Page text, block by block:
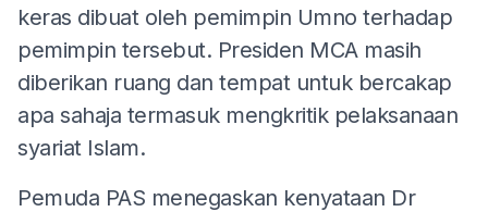
keras dibuat oleh pemimpin Umno terhadap
pemimpin tersebut. Presiden MCA masih
diberikan ruang dan tempat untuk bercakap
apa sahaja termasuk mengkritik pelaksanaan
syariat Islam.
Pemuda PAS menegaskan kenyataan Dr